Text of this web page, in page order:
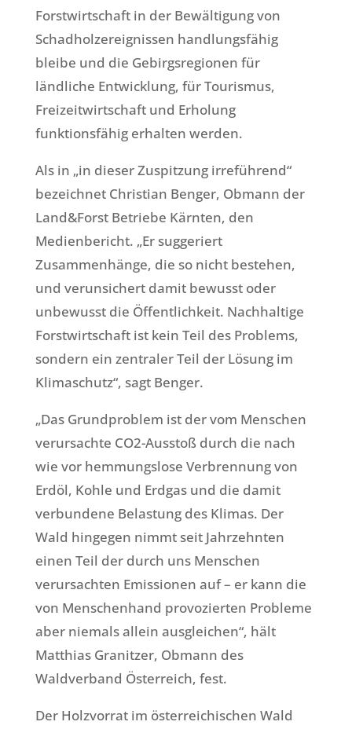
Forstwirtschaft in der Bewältigung von
Schadholzereignissen handlungsfähig
bleibe und die Gebirgsregionen für
ländliche Entwicklung, für Tourismus,
Freizeitwirtschaft und Erholung
funktionsfähig erhalten werden.
Als in „in dieser Zuspitzung irreführend“
bezeichnet Christian Benger, Obmann der
Land&Forst Betriebe Kärnten, den
Medienbericht. „Er suggeriert
Zusammenhänge, die so nicht bestehen,
und verunsichert damit bewusst oder
unbewusst die Öffentlichkeit. Nachhaltige
Forstwirtschaft ist kein Teil des Problems,
sondern ein zentraler Teil der Lösung im
Klimaschutz“, sagt Benger.
„Das Grundproblem ist der vom Menschen
verursachte CO2-Ausstoß durch die nach
wie vor hemmungslose Verbrennung von
Erdöl, Kohle und Erdgas und die damit
verbundene Belastung des Klimas. Der
Wald hingegen nimmt seit Jahrzehnten
einen Teil der durch uns Menschen
verursachten Emissionen auf – er kann die
von Menschenhand provozierten Probleme
aber niemals allein ausgleichen“, hält
Matthias Granitzer, Obmann des
Waldverband Österreich, fest.
Der Holzvorrat im österreichischen Wald